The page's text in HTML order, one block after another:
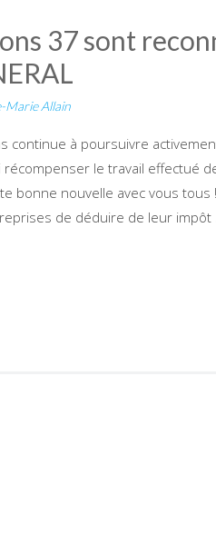
37 sont
Marie Allain
continue à poursuivre
récompenser le travail effectué
bonne nouvelle avec vous
de déduire de leur